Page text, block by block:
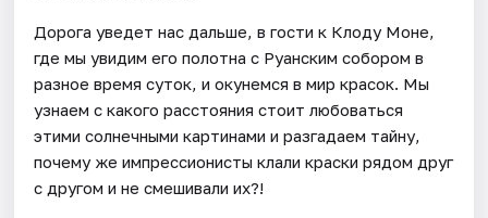
Дорога уведет нас дальше, в гости к Клоду Моне,
где мы увидим его полотна с Руанским собором в
разное время суток, и окунемся в мир красок. Мы
узнаем с какого расстояния стоит любоваться
этими солнечными картинами и разгадаем тайну,
почему же импрессионисты клали краски рядом друг
с другом и не смешивали их?!